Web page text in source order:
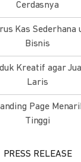
Cerdasnya
Kas Sederhana
Bisnis
Kreatif agar
Laris
Page
Tinggi
PRESS RELEASE